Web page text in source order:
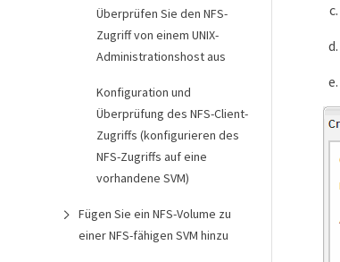
Überprüfen Sie den NFS-
Zugriff von einem UNIX-
Administrationshost aus
Konfiguration und
Überprüfung des NFS-Client-
Zugriffs (konfigurieren des
NFS-Zugriffs auf eine
vorhandene SVM)
Fügen Sie ein NFS-Volume zu
einer NFS-fähigen SVM hinzu